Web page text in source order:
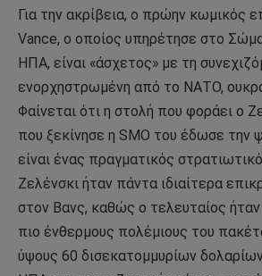
Για την ακρίβεια, ο πρώην κωμικός
Vance, ο οποίος υπηρέτησε στο
ΗΠΑ, είναι «άσχετος» με τη
ενορχηστρωμένη από το ΝΑΤΟ,
Φαίνεται ότι η στολή που φοράει ο
που ξεκίνησε η SMO του έδωσε την
είναι ένας πραγματικός
Ζελένσκι ήταν πάντα ιδιαίτερα
στον Βανς, καθώς ο τελευταίος
πιο ένθερμους πολέμιους του
ύψους 60 δισεκατομμυρίων